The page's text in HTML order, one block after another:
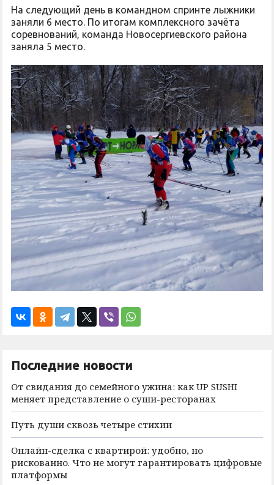
На следующий день в командном спринте лыжники
заняли 6 место. По итогам комплексного зачёта
соревнований, команда Новосергиевского района
заняла 5 место.
Последние новости
От свидания до семейного ужина: как UP SUSHI
меняет представление о суши-ресторанах
Путь души сквозь четыре стихии
Онлайн-сделка с квартирой: удобно, но
рискованно. Что не могут гарантировать цифровые
платформы